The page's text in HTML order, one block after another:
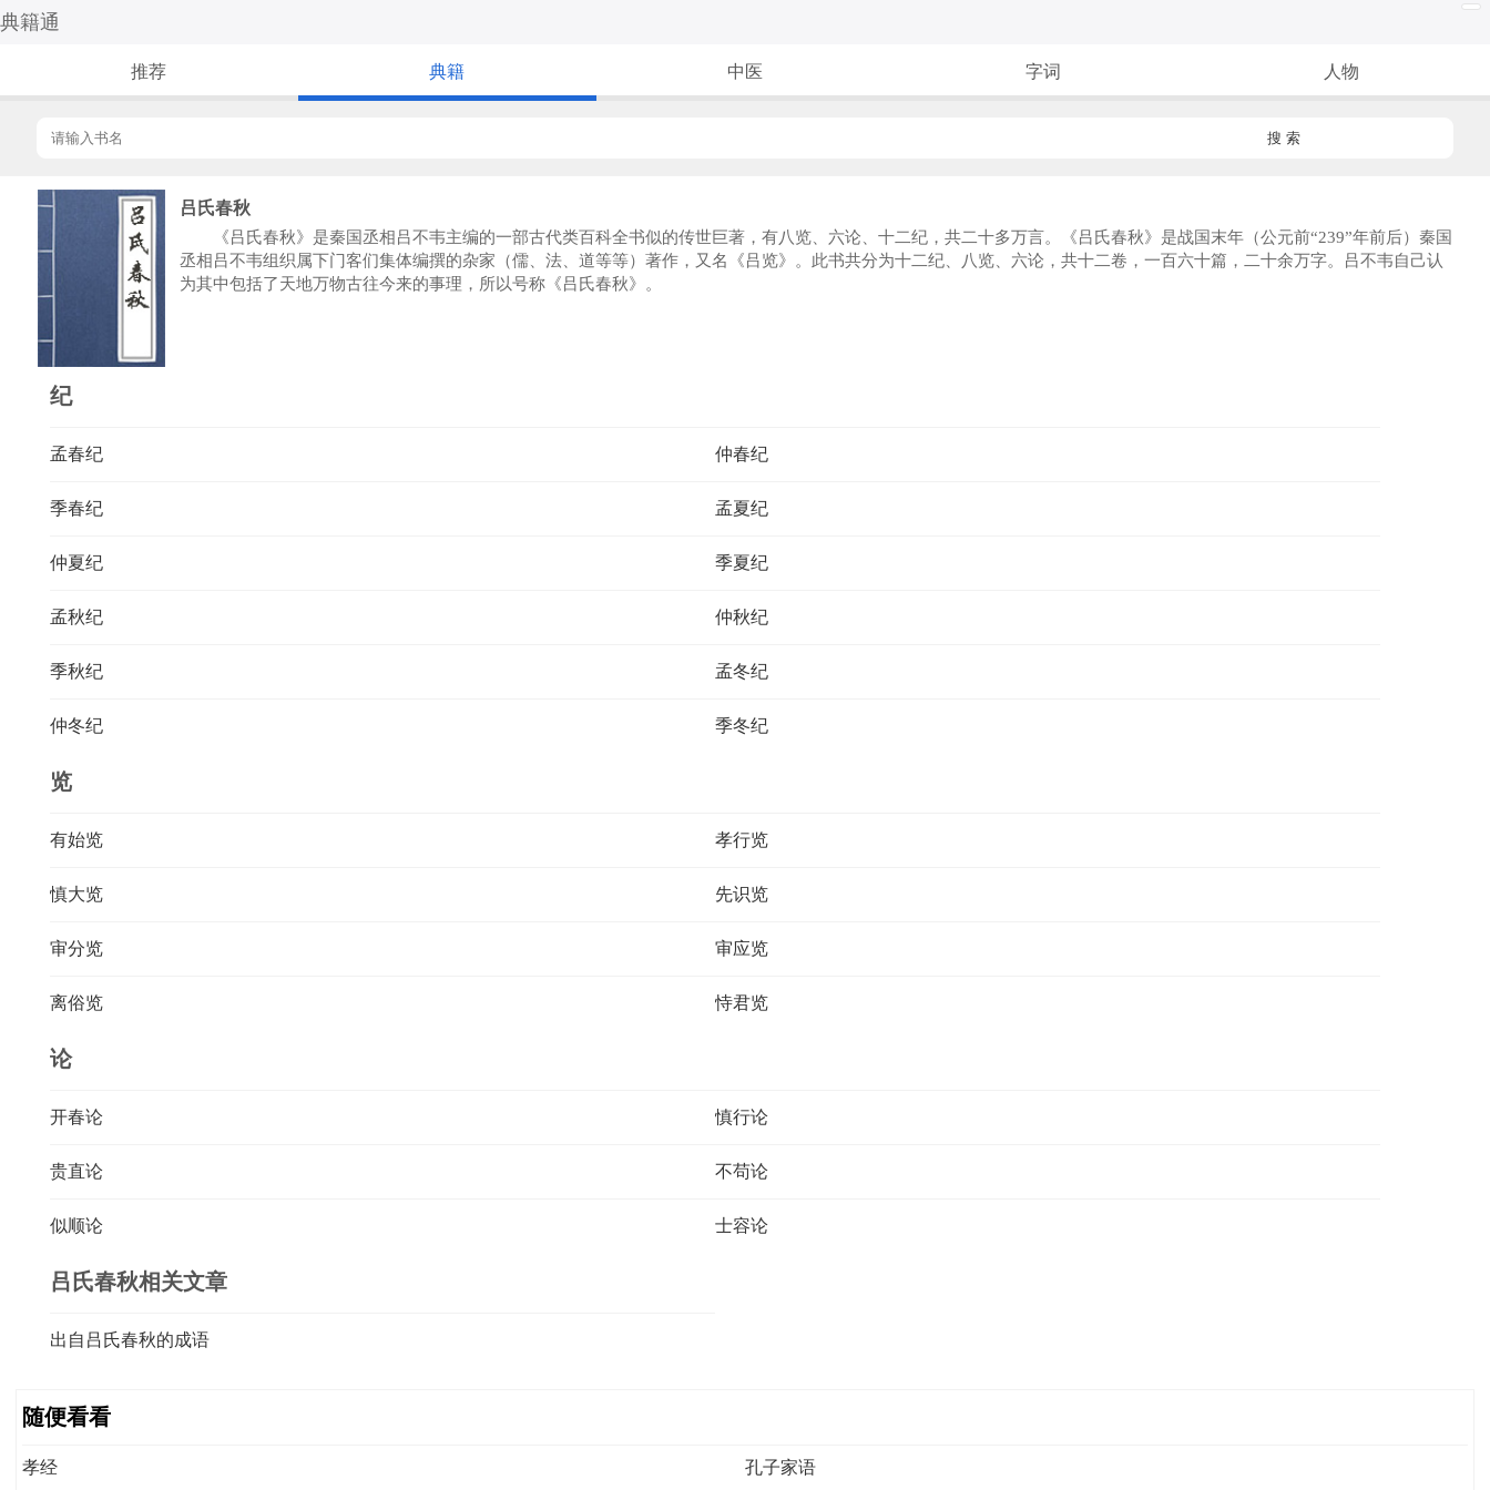
典籍通
推荐 典籍 中医 字词 人物
搜 索
吕氏春秋
《吕氏春秋》是秦国丞相吕不韦主编的一部古代类百科全书似的传世巨著，有八览、六论、十二纪，共二十多万言。《吕氏春秋》是战国末年（公元前“239”年前后）秦国
丞相吕不韦组织属下门客们集体编撰的杂家（儒、法、道等等）著作，又名《吕览》。此书共分为十二纪、八览、六论，共十二卷，一百六十篇，二十余万字。吕不韦自己认
为其中包括了天地万物古往今来的事理，所以号称《吕氏春秋》。
纪
孟春纪 仲春纪
季春纪 孟夏纪
仲夏纪 季夏纪
孟秋纪 仲秋纪
季秋纪 孟冬纪
仲冬纪 季冬纪
览
有始览 孝行览
慎大览 先识览
审分览 审应览
离俗览 恃君览
论
开春论 慎行论
贵直论 不苟论
似顺论 士容论
吕氏春秋相关文章
出自吕氏春秋的成语
随便看看
孝经 孔子家语